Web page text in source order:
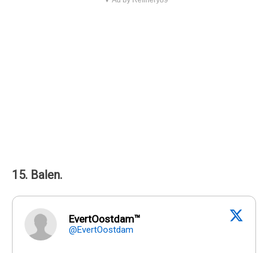
15. Balen.
EvertOostdam™
@EvertOostdam